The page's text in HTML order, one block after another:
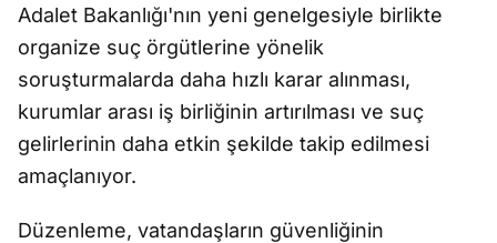
Adalet Bakanlığı'nın yeni genelgesiyle birlikte
organize suç örgütlerine yönelik
soruşturmalarda daha hızlı karar alınması,
kurumlar arası iş birliğinin artırılması ve suç
gelirlerinin daha etkin şekilde takip edilmesi
amaçlanıyor.
Düzenleme, vatandaşların güvenliğinin